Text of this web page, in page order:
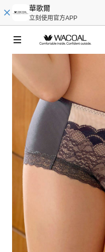
華歌爾
立刻使用官方APP